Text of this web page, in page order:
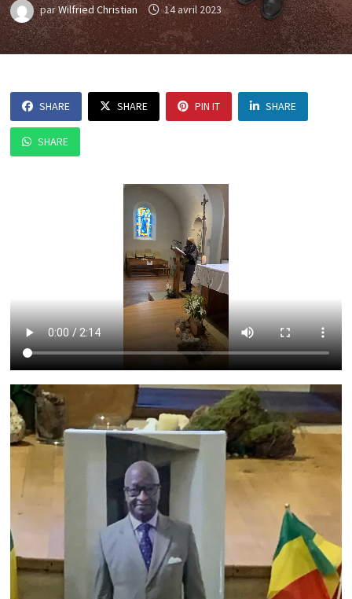
parWilfried Christian 14 avril 2023
SHARE SHARE PIN IT SHARE
SHARE